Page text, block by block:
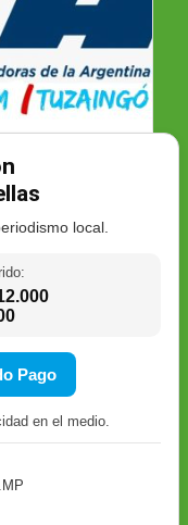
local.
Pago
en el medio.